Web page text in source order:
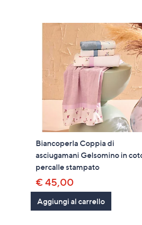
Biancoperla Coppia di
asciugamani Gelsomino in
percalle stampato
€ 45,00
Aggiungi al carrello